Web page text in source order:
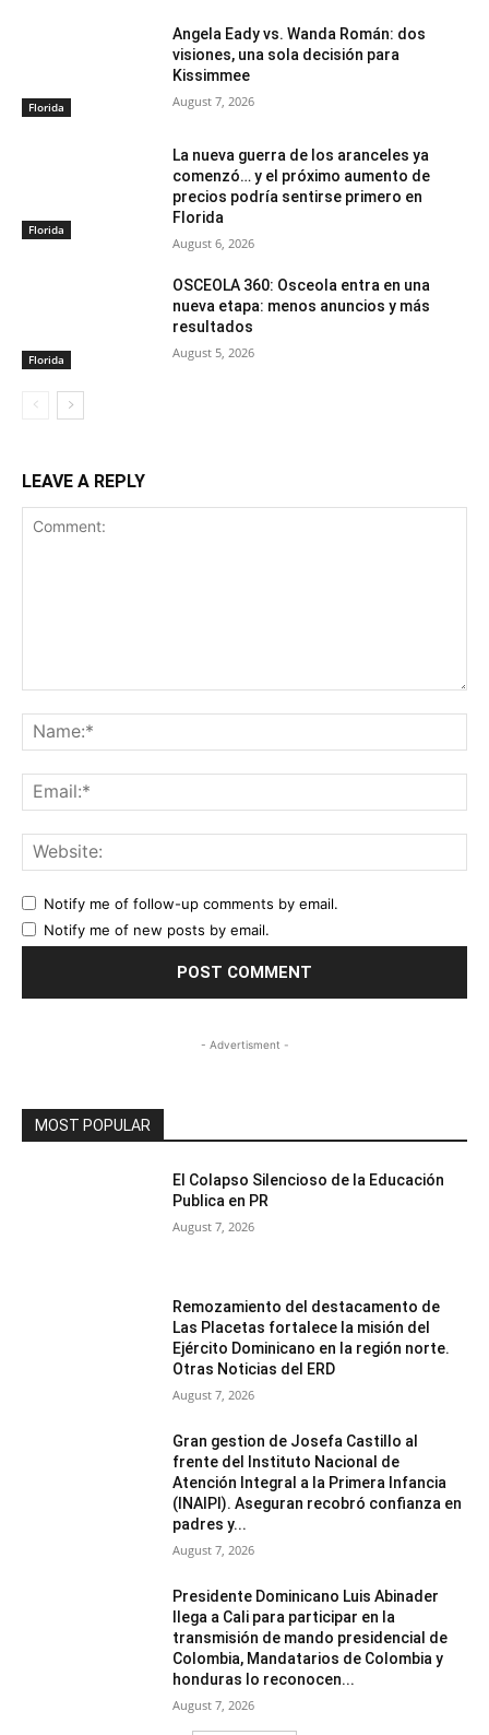
Florida
Angela Eady vs. Wanda Román: dos
visiones, una sola decisión para
Kissimmee
August 7, 2026
Florida
La nueva guerra de los aranceles ya
comenzó… y el próximo aumento de
precios podría sentirse primero en
Florida
August 6, 2026
Florida
OSCEOLA 360: Osceola entra en una
nueva etapa: menos anuncios y más
resultados
August 5, 2026
LEAVE A REPLY
Notify me of follow-up comments by email.
Notify me of new posts by email.
- Advertisment -
MOST POPULAR
El Colapso Silencioso de la Educación
Publica en PR
August 7, 2026
Remozamiento del destacamento de
Las Placetas fortalece la misión del
Ejército Dominicano en la región norte.
Otras Noticias del ERD
August 7, 2026
Gran gestion de Josefa Castillo al
frente del Instituto Nacional de
Atención Integral a la Primera Infancia
(INAIPI). Aseguran recobró confianza en
padres y...
August 7, 2026
Presidente Dominicano Luis Abinader
llega a Cali para participar en la
transmisión de mando presidencial de
Colombia, Mandatarios de Colombia y
honduras lo reconocen...
August 7, 2026